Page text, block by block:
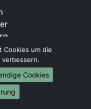
Cookies um die
Cookies